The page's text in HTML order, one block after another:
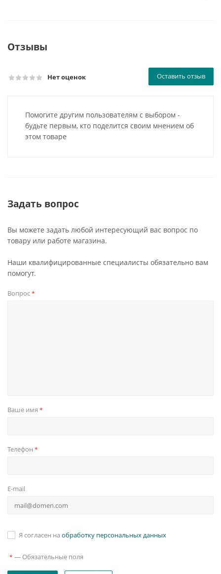
Отзывы
Нет оценок Оставить отзыв
Помогите другим пользователям с выбором -
будьте первым, кто поделится своим мнением об
этом товаре
Задать вопрос
Вы можете задать любой интересующий вас вопрос по
товару или работе магазина.
Наши квалифицированные специалисты обязательно вам
помогут.
Вопрос*
Ваше имя *
Телефон *
E-mail
Я согласен на обработку персональных данных
* — Обязательные поля